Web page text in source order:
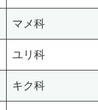
マメ科
ユリ科
キク科